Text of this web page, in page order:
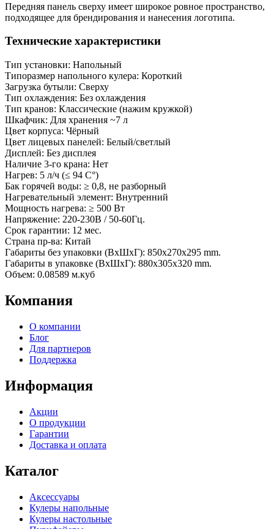
Передняя панель сверху имеет широкое ровное пространство,
подходящее для брендирования и нанесения логотипа.
Технические характеристики
Тип установки: Напольный
Типоразмер напольного кулера: Короткий
Загрузка бутыли: Сверху
Тип охлаждения: Без охлаждения
Тип кранов: Классические (нажим кружкой)
Шкафчик: Для хранения ~7 л
Цвет корпуса: Чёрный
Цвет лицевых панелей: Белый/светлый
Дисплей: Без дисплея
Наличие 3-го крана: Нет
Нагрев: 5 л/ч (≤ 94 C°)
Бак горячей воды: ≥ 0,8, не разборный
Нагревательный элемент: Внутренний
Мощность нагрева: ≥ 500 Вт
Напряжение: 220-230В / 50-60Гц.
Срок гарантии: 12 мес.
Страна пр-ва: Китай
Габариты без упаковки (ВxШxГ): 850x270x295 mm.
Габариты в упаковке (ВxШxГ): 880x305x320 mm.
Объем: 0.08589 м.куб
Компания
О компании
Блог
Для партнеров
Поддержка
Информация
Акции
О продукции
Гарантии
Доставка и оплата
Каталог
Аксессуары
Кулеры напольные
Кулеры настольные